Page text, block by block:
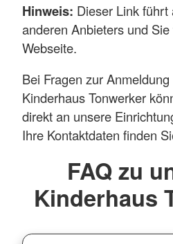
Hinweis: Dieser Link
anderen Anbieters und
Webseite.
Bei Fragen zur
Kinderhaus Tonwerker
direkt an unsere
Ihre Kontaktdaten finden
FAQ zu
Kinderhaus